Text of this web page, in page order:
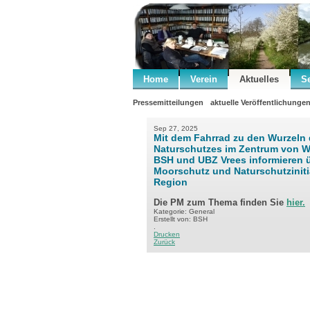
Home Verein Aktuelles
Pressemitteilungen aktuelle Veröffentlichungen
Sep 27, 2025
Mit dem Fahrrad zu den Wurzeln
Naturschutzes im Zentrum von
BSH und UBZ Vrees informieren
Moorschutz und
Region
Die PM zum Thema finden Sie hier.
Kategorie: General
Erstellt von: BSH
Drucken
Zurück